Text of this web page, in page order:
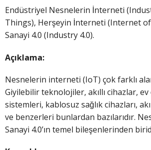
Endüstriyel Nesnelerin İnterneti
Things), Herşeyin İnterneti (Internet
Sanayi 4.0 (Industry 4.0).
Açıklama:
Nesnelerin interneti (IoT) çok farklı
Giyilebilir teknolojiler, akıllı cihazlar,
sistemleri, kablosuz sağlık cihazları,
ve benzerleri bunlardan bazılarıdır.
Sanayi 4.0’ın temel bileşenlerinden